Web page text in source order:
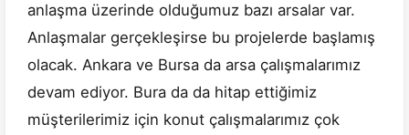
anlaşma üzerinde olduğumuz bazı arsalar var.
Anlaşmalar gerçekleşirse bu projelerde başlamış
olacak. Ankara ve Bursa da arsa çalışmalarımız
devam ediyor. Bura da da hitap ettiğimiz
müşterilerimiz için konut çalışmalarımız çok